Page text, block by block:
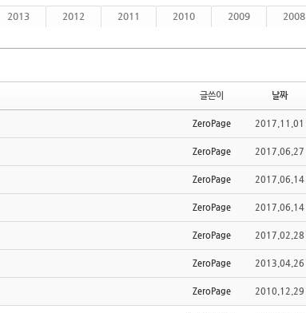
2013 2012 2011 2010 2009
2008
글쓴이 날짜
ZeroPage 2017.11.01
ZeroPage 2017.06.27
ZeroPage 2017.06.14
ZeroPage 2017.06.14
ZeroPage 2017.02.28
ZeroPage 2013.04.26
ZeroPage 2010.12.29